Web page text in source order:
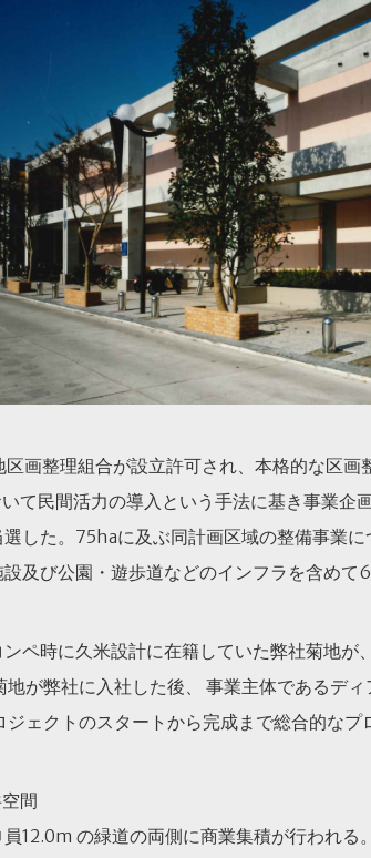
区画整理組合が設立許可され、本格的な区
て民間活力の導入という手法に基き事業企
した。75haに及ぶ同計画区域の整備事業
及び公園・遊歩道などのインフラを含めて
ペ時に久米設計に在籍していた弊社菊地が
地が弊社に入社した後、 事業主体であるデ
ジェクトのスタートから完成まで総合的なプ
間
12.0m の緑道の両側に商業集積が行われる